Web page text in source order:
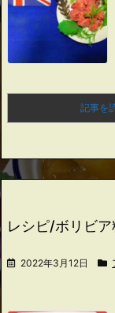
記事を
レシピ/ボリビ
2022年3月12日